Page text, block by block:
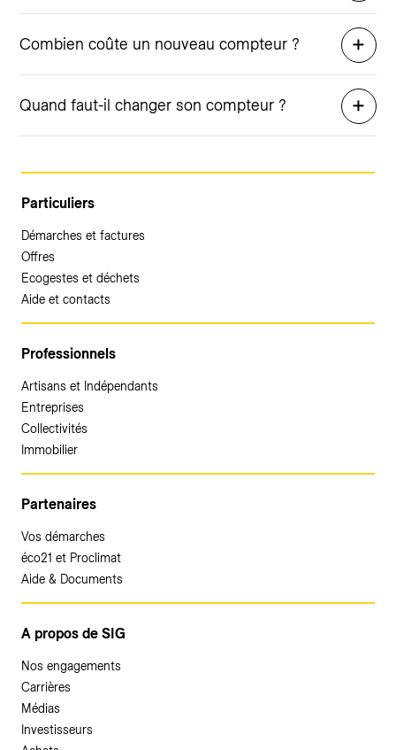
Combien coûte un nouveau compteur ?
Quand faut-il changer son compteur ?
Particuliers
Démarches et factures
Offres
Ecogestes et déchets
Aide et contacts
Professionnels
Artisans et Indépendants
Entreprises
Collectivités
Immobilier
Partenaires
Vos démarches
éco21 et Proclimat
Aide & Documents
A propos de SIG
Nos engagements
Carrières
Médias
Investisseurs